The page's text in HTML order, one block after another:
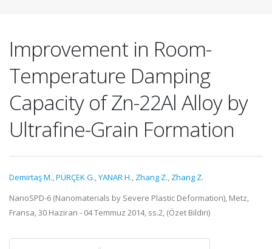
Improvement in Room-
Temperature Damping
Capacity of Zn-22Al Alloy by
Ultrafine-Grain Formation
Demirtaş M.,PÜRÇEK G.,YANAR H., Zhang Z., Zhang Z.
NanoSPD-6 (Nanomaterials by Severe Plastic Deformation), Metz,
Fransa, 30 Haziran - 04 Temmuz 2014, ss.2, (Özet Bildiri)